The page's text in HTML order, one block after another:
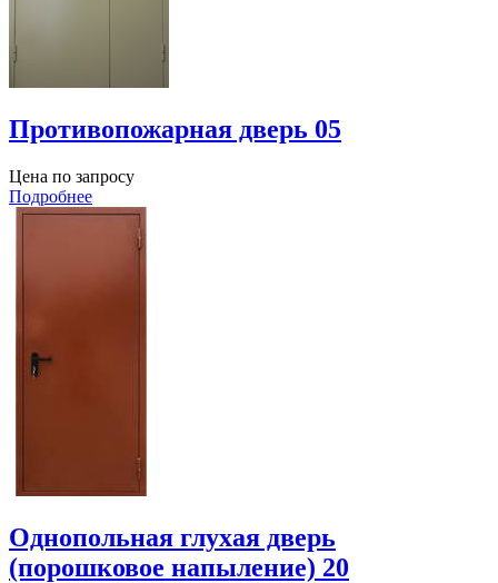
Противопожарная дверь 05
Цена по запросу
Подробнее
Однопольная глухая дверь
(порошковое напыление) 20